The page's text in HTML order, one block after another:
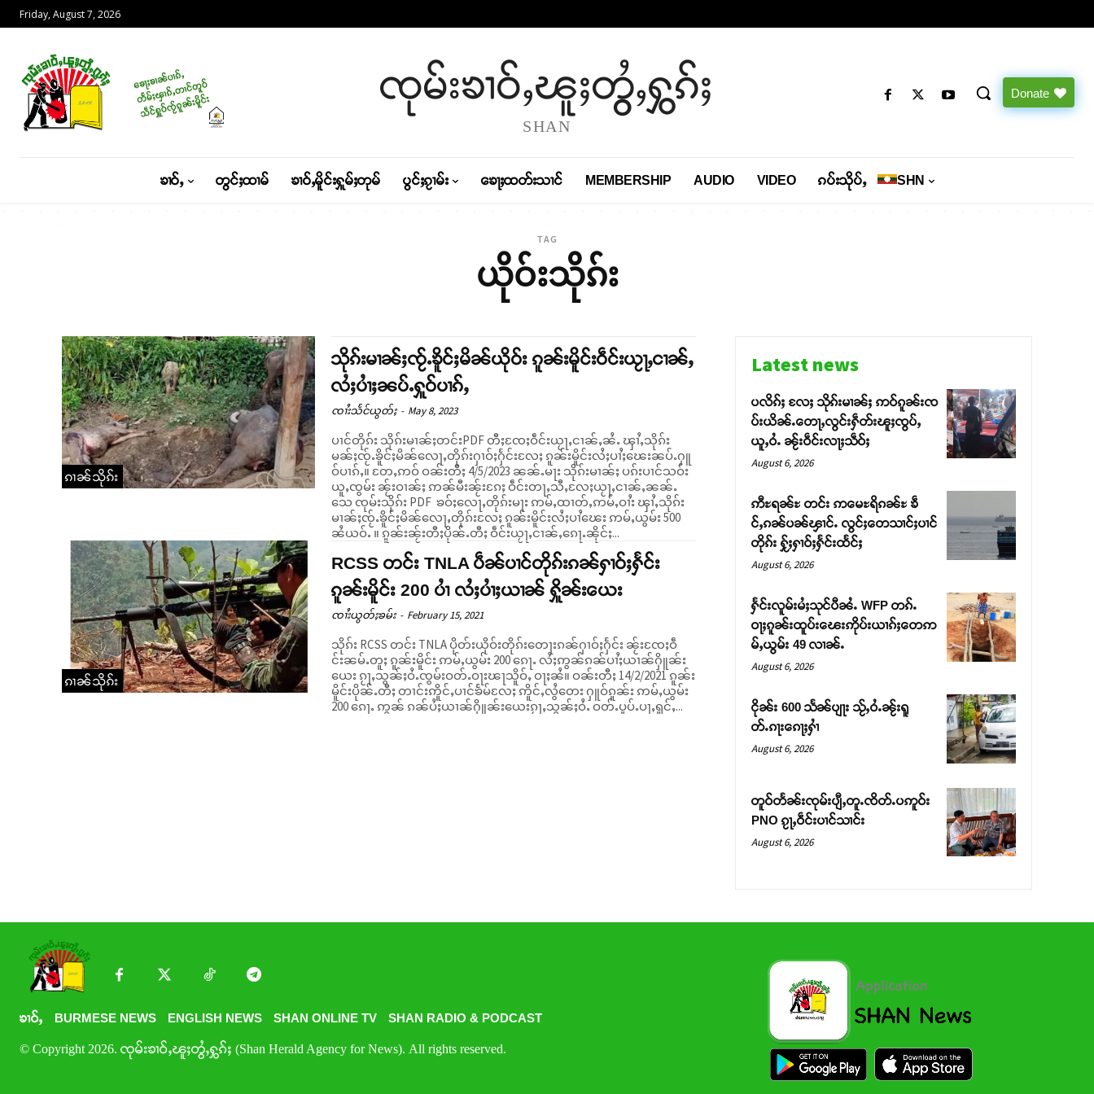
Friday, August 7, 2026
ၸုမ်းၶၢဝ်ႇၽူႈတွႆႇႁွၵ်ႈ
SHAN
Donate
ၶၢဝ်ႇ တွင်ႈထၢမ် ၶၢဝ်ႇမိူင်းႁူမ်ႈတုမ် ပွင်ႈၵႂၢမ်း ၶေႃႈထတ်းသၢင် MEMBERSHIP AUDIO VIDEO ၵပ်းသိုပ်ႇ SHN
TAG
ယိုဝ်းသိုၵ်း
ၵၢၼ်သိုၵ်း
သိုၵ်းမၢၼ်ႈၸႂ်ႉၶိူင်ႈမိၼ်ယိုဝ်း ၵူၼ်းမိူင်းဝဵင်းယႂႃႇငၢၼ်ႇ
လႆႈပၢႆႈၼပ်ႉႁူဝ်ပၢၵ်ႇ
ၸၢႆးသႅင်ယွတ်ႈ - May 8, 2023
ပၢင်တိုၵ်း သိုၵ်းမၢၼ်ႈတင်းPDF တီႈၸႄႈဝဵင်းယႂႃႇငၢၼ်ႇၼႆႉ ၾၢႆႇသိုၵ်း
မၼ်ႈၸႂ်ႉၶိူင်ႈမိၼ်လေႃႇတိုၵ်းႁၢဝ်ႈႁႅင်းလႄႈ ၵူၼ်းမိူင်းလႆႈပၢႆႈၽေးၼပ်ႉႁူ
ဝ်ပၢၵ်ႇ။ တႄႇဢဝ် ဝၼ်းတီႈ 4/5/2023 ၼၼ်ႉမႃး သိုၵ်းမၢၼ်ႈ ပၵ်းပၢင်သဝ်း
ယူႇၸွမ်း ၼႂ်းဝၢၼ်ႈ ဢၼ်မီးၼႂ်းၵႄႈ ဝဵင်းတႃႇသီႇလႄႈယႂႃႇငၢၼ်ႇၼၼ်ႉ
သေ ၸုမ်းသိုၵ်း PDF ၶဝ်ႈလေႃႇတိုၵ်းမႃး ဢမ်ႇထၢတ်ႇဢမ်ႇဝၢႆး ၾၢႆႇသိုၵ်း
မၢၼ်ႈၸႂ်ႉၶိူင်ႈမိၼ်လေႃႇတိုၵ်းလႄႈ ၵူၼ်းမိူင်းလႆႈပၢႆၽေး ဢမ်ႇယွမ်း 500
ၼႆယဝ်ႉ ။ ၵူၼ်းၼႂ်းတီႈပိုၼ်ႉတီႈ ဝဵင်းယႂႃႇငၢၼ်ႇၵေႃႉၼိုင်ႈ...
ၵၢၼ်သိုၵ်း
RCSS တင်း TNLA ပဵၼ်ပၢင်တိုၵ်းၵၼ်ႁၢဝ်ႈႁႅင်း
ၵူၼ်းမိူင်း 200 ပၢႆ လႆႈပၢႆႈယၢၼ် ႁိူၼ်းယေး
ၸၢႆးယွတ်ႈၶမ်း - February 15, 2021
သိုၵ်း RCSS တင်း TNLA ပိုတ်းယိုဝ်းတိုၵ်းတေႃးၵၼ်ႁၢဝ်ႈႁႅင်း ၼႂ်းၸႄႈဝဵ
င်းၼမ်ႉတူႈ ၵူၼ်းမိူင်း ဢမ်ႇယွမ်း 200 ၵေႃႉ လႆႈဢွၼ်ၵၼ်ပၢႆႈယၢၼ်ႁိူၼ်း
ယေး ၵႂႃႇသွၼ်ႈဝႆႉၸွမ်းဝတ်ႉဝႃးၽႃသိူဝ်ႇ ဝႃႈၼႆ။ ဝၼ်းတီႈ 14/2/2021 ၵူၼ်း
မိူင်းပိုၼ်ႉတီႈ တၢင်းဢိူင်ႇပၢင်ၶႅမ်လႄႈ ဢိူင်ႇလွႆတေး ႁူဝ်ၵူၼ်း ဢမ်ႇယွမ်း
200 ၵေႃႉ ဢွၼ် ၵၼ်ပႆႈယၢၼ်ႁိူၼ်းယေးၵႂႃႇသွၼ်ႈဝႆႉ ဝတ်ႉပူပ်ႉပႃႇရူင်ႇ...
Latest news
ပလိၵ်ႈ လႄႈ သိုၵ်းမၢၼ်ႈ ဢဝ်ၵူၼ်းၸ
ပ်းယိၼ်ႉတေႃႇလွင်းႁဵတ်းၽူႈၸွပ်ႇ
ယူႇဝႆႉ ၼႂ်းဝဵင်းလႃႈသဵဝ်ႈ
August 6, 2026
ဢီႊရၼ်ႊ တင်း ဢမေႊရိၵၼ်ႊ ၶဵ
င်ႇၵၼ်ပၼ်ၾၢင်ႉ လွင်ႈတေသၢင်ႈပၢင်
တိုၵ်း ႁႂ်ႈႁၢဝ်ႈႁႅင်းထႅင်ႈ
August 6, 2026
ႁႅင်းလူမ်းမႆႈသုင်ပီၼႆႉ WFP တၵ်ႉ
ဝႃႈၵူၼ်းထူပ်းၽေးဢိုပ်းယၢၵ်ႈတေဢ
မ်ႇယွမ်း 49 လၢၼ်ႉ
August 6, 2026
ငိုၼ်း 600 သႅၼ်ပျႃး သႂ်ႇဝႆႉၼႂ်းရူ
တ်ႉၵႃးၵေႃႈႁၢႆ
August 6, 2026
တူဝ်တႅၼ်းၸုမ်းပျီႇတူႉၸိတ်ႉပဢူဝ်း
PNO ၵႂႃႇဝဵင်းပၢင်သၢင်း
August 6, 2026
ၶၢဝ်ႇ BURMESE NEWS ENGLISH NEWS SHAN ONLINE TV SHAN RADIO & PODCAST
© Copyright 2026. ၸုမ်းၶၢဝ်ႇၽူႈတွႆႇႁွၵ်ႈ (Shan Herald Agency for News). All rights reserved.